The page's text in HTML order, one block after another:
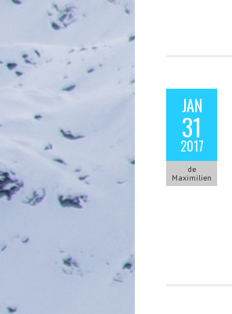
JAN
31
2017
de
Maximilien